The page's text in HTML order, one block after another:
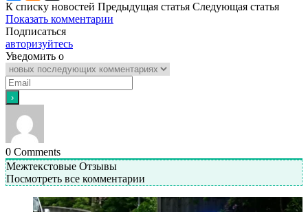
К списку новостей Предыдущая статья Следующая статья
Показать комментарии
Подписаться
авторизуйтесь
Уведомить о
0 Comments
Межтекстовые Отзывы
Посмотреть все комментарии